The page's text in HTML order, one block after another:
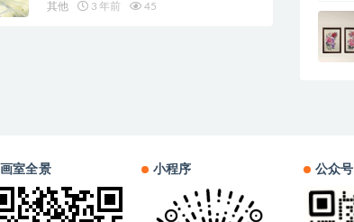
其他 3 年前 45
画室全景 小程序 公众号